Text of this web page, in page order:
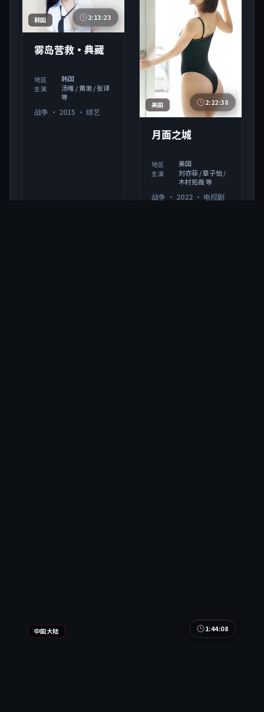
韩国 2:13:23
雾岛营救·典藏
地区 韩国
主演
汤唯 / 黄渤 / 张译
等
战争 · 2015 · 综艺
美国 2:22:38
月面之城
地区 美国
主演
刘亦菲 / 章子怡 /
木村拓哉 等
战争 · 2022 · 电视剧
中国大陆 1:44:08